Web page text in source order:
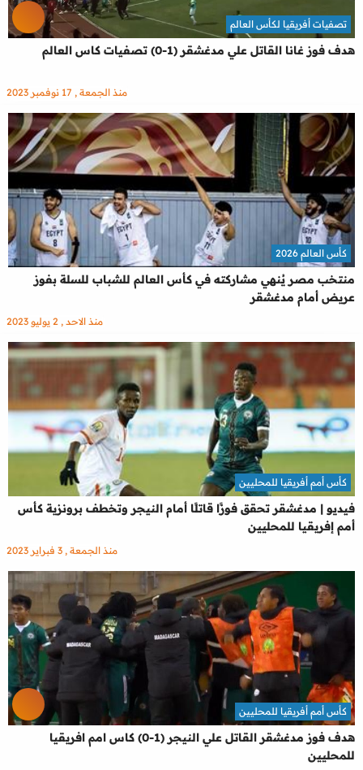
هدف فوز غانا القاتل علي مدغشقر (1-0) تصفيات كاس العالم
تصفيات أفريقيا لكأس العالم
منذ الجمعة , 17 نوفمبر 2023
منتخب مصر يُنهي مشاركته في كأس العالم للشباب للسلة بفوز
عريض أمام مدغشقر
كأس العالم 2026
منذ الاحد , 2 يوليو 2023
فيديو | مدغشقر تحقق فوزًا قاتلًا أمام النيجر وتخطف برونزية كأس
أمم إفريقيا للمحليين
كأس أمم أفريقيا للمحليين
منذ الجمعة , 3 فبراير 2023
هدف فوز مدغشقر القاتل علي النيجر (1-0) كاس امم افريقيا
للمحليين
كأس أمم أفريقيا للمحليين